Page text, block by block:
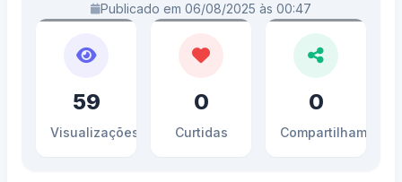
Publicado em 06/08/2025 às 00:47
59
Visualizações
0
Curtidas
0
Compartilhamentos